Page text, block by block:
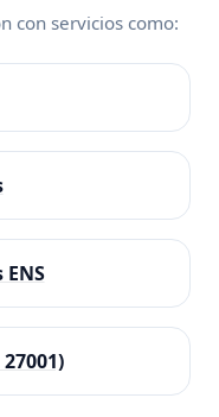
con servicios como: